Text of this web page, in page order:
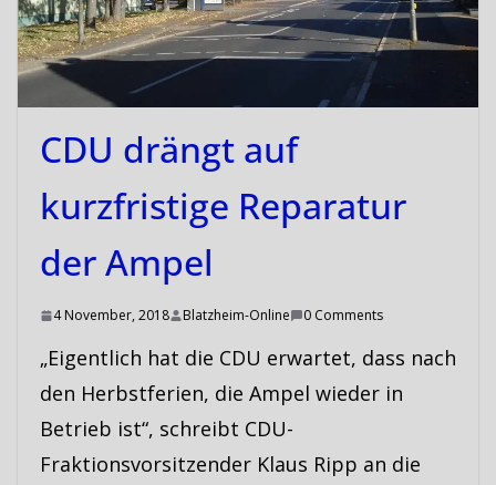
CDU drängt auf
kurzfristige Reparatur
der Ampel
4 November, 2018 Blatzheim-Online 0 Comments
„Eigentlich hat die CDU erwartet, dass nach
den Herbstferien, die Ampel wieder in
Betrieb ist“, schreibt CDU-
Fraktionsvorsitzender Klaus Ripp an die